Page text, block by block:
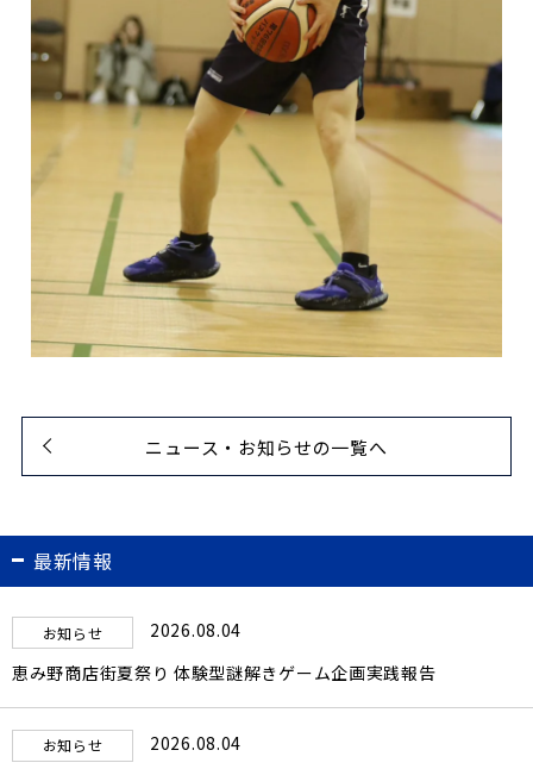
ニュース・お知らせの一覧へ
最新情報
お知らせ
2026.08.04
恵み野商店街夏祭り 体験型謎解きゲーム企画実践報告
お知らせ
2026.08.04